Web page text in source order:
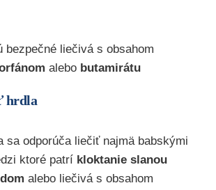
bezpečné liečivá s obsahom
alebo butamirátu
hrdla
sa odporúča liečiť najmä babskými
ktoré patrí kloktanie slanou
alebo liečivá s obsahom